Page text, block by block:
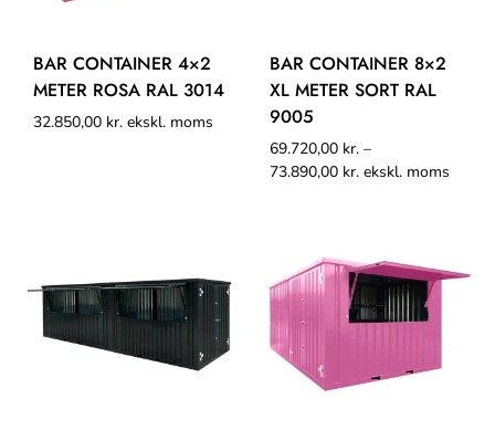
BAR CONTAINER 4×2
METER ROSA RAL 3014
32.850,00 kr. ekskl. moms
BAR CONTAINER 8×2
XL METER SORT RAL
9005
69.720,00 kr. –
73.890,00 kr. ekskl. moms